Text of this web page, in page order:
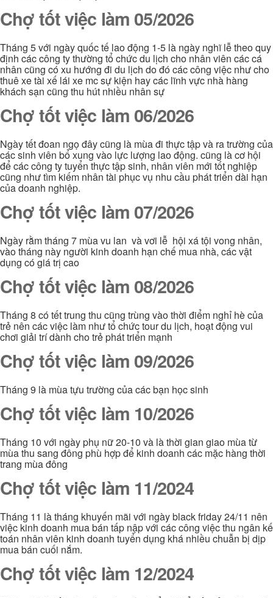
Chợ tốt việc làm 05/2026
Tháng 5 với ngày quốc tế lao động 1-5 là ngày nghĩ lễ theo quy
định các công ty thường tổ chức du lịch cho nhân viên các cá
nhân cũng có xu hướng đi du lịch do đó các công việc như cho
thuê xe tài xế lái xe mc sự kiện hay các lĩnh vực nhà hàng
khách sạn cũng thu hút nhiều nhân sự
Chợ tốt việc làm 06/2026
Ngày tết đoan ngọ đây cũng là mùa đi thực tập và ra trường của
các sinh viên bổ xung vào lực lượng lao động. cũng là cơ hội
để các công ty tuyển thực tập sinh, nhân viên mới tốt nghiệp
cũng như tìm kiếm nhân tài phục vụ nhu cầu phát triển dài hạn
của doanh nghiệp.
Chợ tốt việc làm 07/2026
Ngày rằm tháng 7 mùa vu lan và vơi lễ hội xá tội vong nhân,
vào tháng này người kinh doanh hạn chế mua nhà, các vật
dụng có giá trị cao
Chợ tốt việc làm 08/2026
Tháng 8 có tết trung thu cũng trùng vào thời điểm nghỉ hè của
trẻ nên các việc làm như tổ chức tour du lịch, hoạt động vui
chơi giải trí dành cho trẻ phát triển mạnh
Chợ tốt việc làm 09/2026
Tháng 9 là mùa tựu trường của các bạn học sinh
Chợ tốt việc làm 10/2026
Tháng 10 với ngày phụ nữ 20-10 và là thời gian giao mùa từ
mùa thu sang đông phù hợp để kinh doanh các mặc hàng thời
trang mùa đông
Chợ tốt việc làm 11/2024
Tháng 11 là tháng khuyến mãi với ngày black friday 24/11 nên
việc kinh doanh mua bán tấp nập với các công việc thu ngân kế
toán nhân viên kinh doanh tuyển dụng khá nhiều chuẫn bị dịp
mua bán cuối nắm.
Chợ tốt việc làm 12/2024